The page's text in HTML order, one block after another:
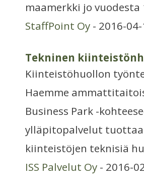
maamerkki jo vuodesta
StaffPoint Oy - 2016-
Tekninen
Kiinteistöhuollon
Haemme
Business Park -
ylläpitopalvelut
kiinteistöjen teknisiä
ISS Palvelut Oy - 2016-